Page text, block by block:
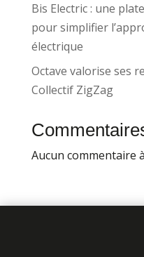
Bis Electric : une
pour simplifier
électrique
Octave valorise ses
Collectif ZigZag
Aucun commentaire